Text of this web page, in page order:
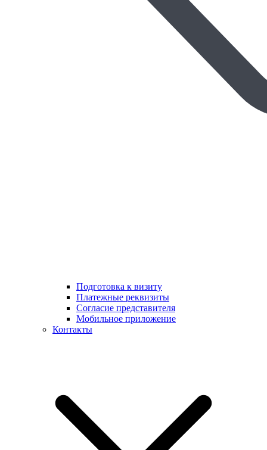
Подготовка к визиту
Платежные реквизиты
Согласие представителя
Мобильное приложение
Контакты